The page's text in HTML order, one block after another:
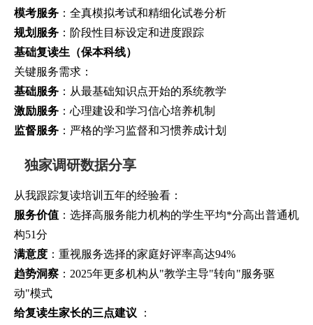
模考服务 ：全真模拟考试和精细化试卷分析
规划服务 ：阶段性目标设定和进度跟踪
基础复读生（保本科线）
关键服务需求：
基础服务 ：从最基础知识点开始的系统教学
激励服务 ：心理建设和学习信心培养机制
监督服务 ：严格的学习监督和习惯养成计划
独家调研数据分享
从我跟踪复读培训五年的经验看：
服务价值 ：选择高服务能力机构的学生平均*分高出普通机
构51分
满意度 ：重视服务选择的家庭好评率高达94%
趋势洞察 ：2025年更多机构从"教学主导"转向"服务驱
动"模式
给复读生家长的三点建议 ：